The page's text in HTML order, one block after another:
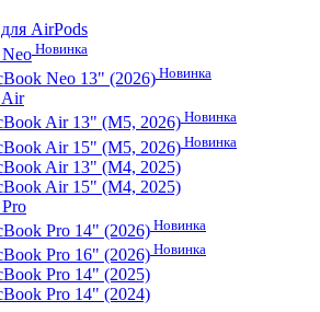
AirPods
Новинка
Neo 13" (2026) Новинка
Air
Air 13" (M5, 2026) Новинка
Air 15" (M5, 2026) Новинка
Air 13" (M4, 2025)
Air 15" (M4, 2025)
Pro 14" (2026) Новинка
Pro 16" (2026) Новинка
Pro 14" (2025)
Pro 14" (2024)